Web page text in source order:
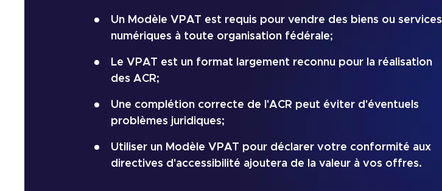
Un Modèle VPAT est requis pour vendre des biens ou services
numériques à toute organisation fédérale;
Le VPAT est un format largement reconnu pour la réalisation
des ACR;
Une complétion correcte de l'ACR peut éviter d'éventuels
problèmes juridiques;
Utiliser un Modèle VPAT pour déclarer votre conformité aux
directives d'accessibilité ajoutera de la valeur à vos offres.